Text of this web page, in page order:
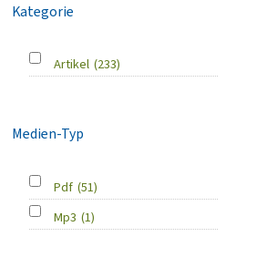
Kategorie
Artikel (233)
Medien-Typ
Pdf (51)
Mp3 (1)